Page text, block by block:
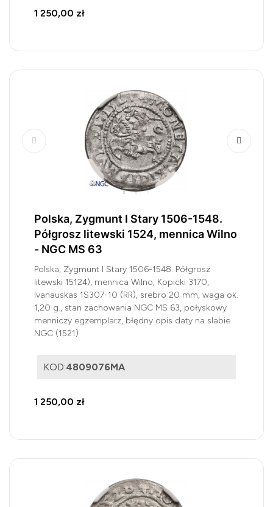
1 250,00 zł
Polska, Zygmunt I Stary 1506-1548.
Półgrosz litewski 1524, mennica Wilno
- NGC MS 63
Polska, Zygmunt I Stary 1506-1548. Półgrosz
litewski 15124), mennica Wilno, Kopicki 3170,
Ivanauskas 1S307-10 (RR), srebro 20 mm, waga ok.
1,20 g., stan zachowania NGC MS 63, połyskowy
menniczy egzemplarz, błędny opis daty na slabie
NGC (1521)
KOD:4809076MA
1 250,00 zł